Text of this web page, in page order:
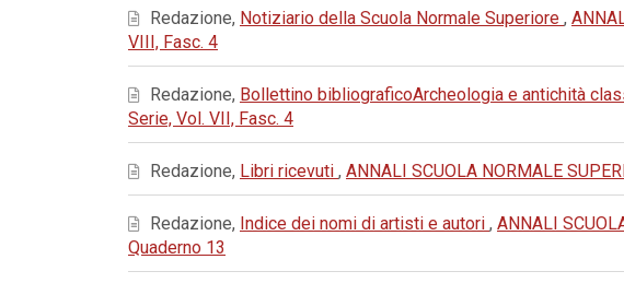
Redazione, Notiziario della Scuola Normale Superiore ,
VIII, Fasc. 4
Redazione, Bollettino bibliograficoArcheologia e antichità
Serie, Vol. VII, Fasc. 4
Redazione, Libri ricevuti , ANNALI SCUOLA NORMALE
Redazione, Indice dei nomi di artisti e autori , ANNALI
Quaderno 13